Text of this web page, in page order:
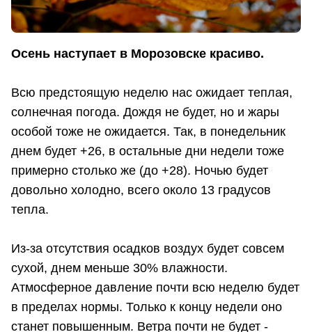
Осень наступает в Морозовске красиво.
Всю предстоящую неделю нас ожидает теплая,
солнечная погода. Дождя не будет, но и жары
особой тоже не ожидается. Так, в понедельник
днем будет +26, в остальные дни недели тоже
примерно столько же (до +28). Ночью будет
довольно холодно, всего около 13 градусов
тепла.
Из-за отсутствия осадков воздух будет совсем
сухой, днем меньше 30% влажности.
Атмосферное давление почти всю неделю будет
в пределах нормы. Только к концу недели оно
станет повышенным. Ветра почти не будет -